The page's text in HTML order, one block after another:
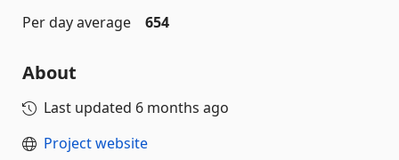
Per day average
654
About
Last updated 6 months ago
Project website